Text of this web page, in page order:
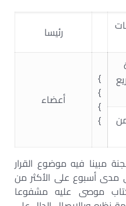
رئيسا
}
}
}
}
أعضاء
مبينا فيه موضوع القرار
مدى أسبوع على الأكثر من
بكتاب موصى عليه مشفوعا